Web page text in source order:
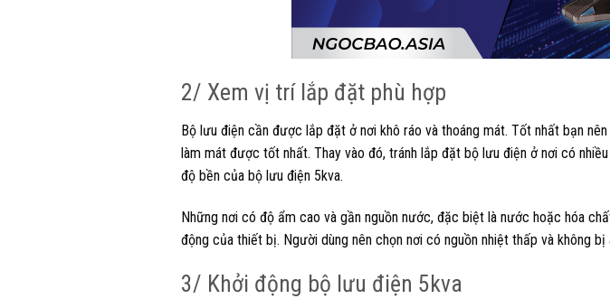
2/ Xem vị trí lắp đặt phù hợp
Bộ lưu điện cần được lắp đặt ở nơi khô ráo và thoáng mát. Tốt nhất bạn
làm mát được tốt nhất. Thay vào đó, tránh lắp đặt bộ lưu điện ở nơi có
độ bền của bộ lưu điện 5kva.
Những nơi có độ ẩm cao và gần nguồn nước, đặc biệt là nước hoặc hóa
động của thiết bị. Người dùng nên chọn nơi có nguồn nhiệt thấp và không
3/ Khởi động bộ lưu điện 5kva